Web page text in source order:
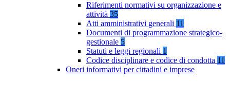
Riferimenti normativi su organizzazione e
attività 35
Atti amministrativi generali 11
Documenti di programmazione strategico-
gestionale 5
Statuti e leggi regionali 1
Codice disciplinare e codice di condotta 11
Oneri informativi per cittadini e imprese